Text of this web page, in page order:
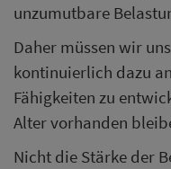
unzumutbare
Daher müssen wir
kontinuierlich dazu
Fähigkeiten zu
Alter vorhanden
Nicht die Stärke der